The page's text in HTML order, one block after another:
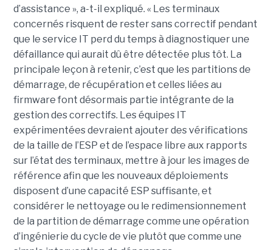
d’assistance », a-t-il expliqué. « Les terminaux
concernés risquent de rester sans correctif pendant
que le service IT perd du temps à diagnostiquer une
défaillance qui aurait dû être détectée plus tôt. La
principale leçon à retenir, c’est que les partitions de
démarrage, de récupération et celles liées au
firmware font désormais partie intégrante de la
gestion des correctifs. Les équipes IT
expérimentées devraient ajouter des vérifications
de la taille de l’ESP et de l’espace libre aux rapports
sur l’état des terminaux, mettre à jour les images de
référence afin que les nouveaux déploiements
disposent d’une capacité ESP suffisante, et
considérer le nettoyage ou le redimensionnement
de la partition de démarrage comme une opération
d’ingénierie du cycle de vie plutôt que comme une